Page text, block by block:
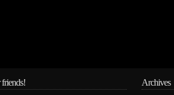
Archives